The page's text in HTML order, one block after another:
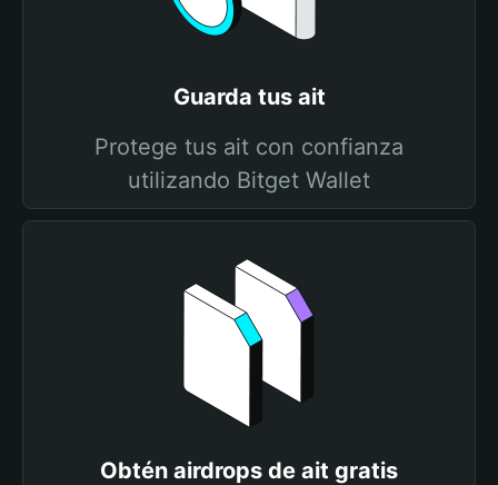
Guarda tus ait
Protege tus ait con confianza
utilizando Bitget Wallet
Obtén airdrops de ait gratis